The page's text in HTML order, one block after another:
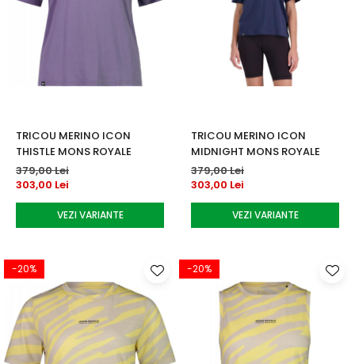
TRICOU MERINO ICON
THISTLE MONS ROYALE
379,00 Lei
303,00 Lei
VEZI VARIANTE
TRICOU MERINO ICON
MIDNIGHT MONS ROYALE
379,00 Lei
303,00 Lei
VEZI VARIANTE
-20% -20%